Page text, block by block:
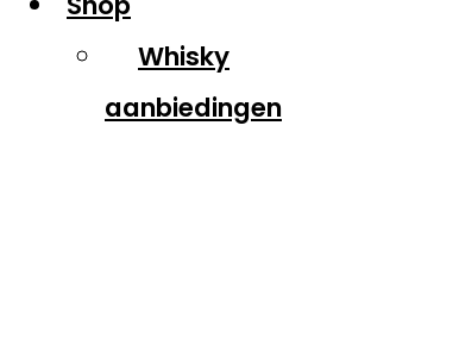
Whisky
aanbiedingen